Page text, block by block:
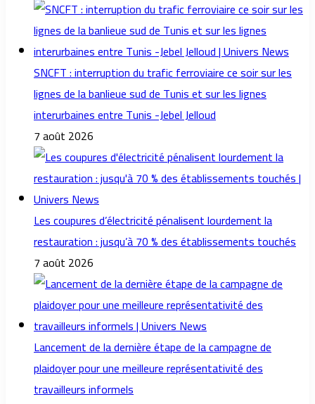
SNCFT : interruption du trafic ferroviaire ce soir sur les
lignes de la banlieue sud de Tunis et sur les lignes
interurbaines entre Tunis -Jebel Jelloud
7 août 2026
Les coupures d’électricité pénalisent lourdement la
restauration : jusqu’à 70 % des établissements touchés
7 août 2026
Lancement de la dernière étape de la campagne de
plaidoyer pour une meilleure représentativité des
travailleurs informels